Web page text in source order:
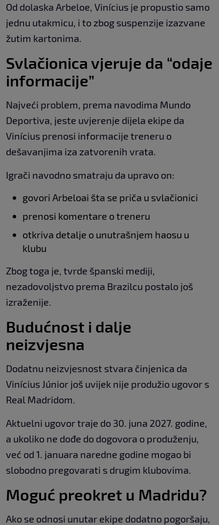
Od dolaska Arbeloe, Vinícius je propustio samo
jednu utakmicu, i to zbog suspenzije izazvane
žutim kartonima.
Svlačionica vjeruje da “odaje
informacije”
Najveći problem, prema navodima Mundo
Deportiva, jeste uvjerenje dijela ekipe da
Vinícius prenosi informacije treneru o
dešavanjima iza zatvorenih vrata.
Igrači navodno smatraju da upravo on:
govori Arbeloai šta se priča u svlačionici
prenosi komentare o treneru
otkriva detalje o unutrašnjem haosu u
klubu
Zbog toga je, tvrde španski mediji,
nezadovoljstvo prema Brazilcu postalo još
izraženije.
Budućnost i dalje
neizvjesna
Dodatnu neizvjesnost stvara činjenica da
Vinícius Júnior još uvijek nije produžio ugovor s
Real Madridom.
Aktuelni ugovor traje do 30. juna 2027. godine,
a ukoliko ne dođe do dogovora o produženju,
već od 1. januara naredne godine mogao bi
slobodno pregovarati s drugim klubovima.
Moguć preokret u Madridu?
Ako se odnosi unutar ekipe dodatno pogoršaju,